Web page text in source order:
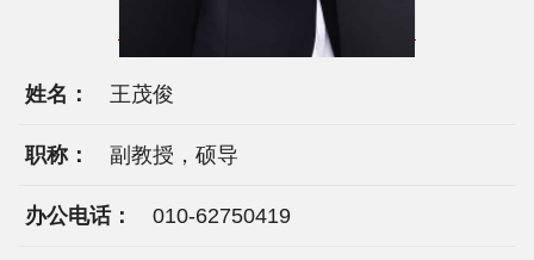
师
姓名： 王茂俊
职称： 副教授，硕导
办公电话： 010-62750419